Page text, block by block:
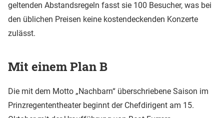
geltenden Abstandsregeln fasst sie 100 Besucher, was bei
den üblichen Preisen keine kostendeckenden Konzerte
zulässt.
Mit einem Plan B
Die mit dem Motto „Nachbarn“ überschriebene Saison im
Prinzregententheater beginnt der Chefdirigent am 15.